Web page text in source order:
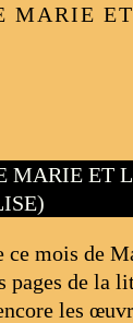
MARIE
ce mois de
pages de la
les